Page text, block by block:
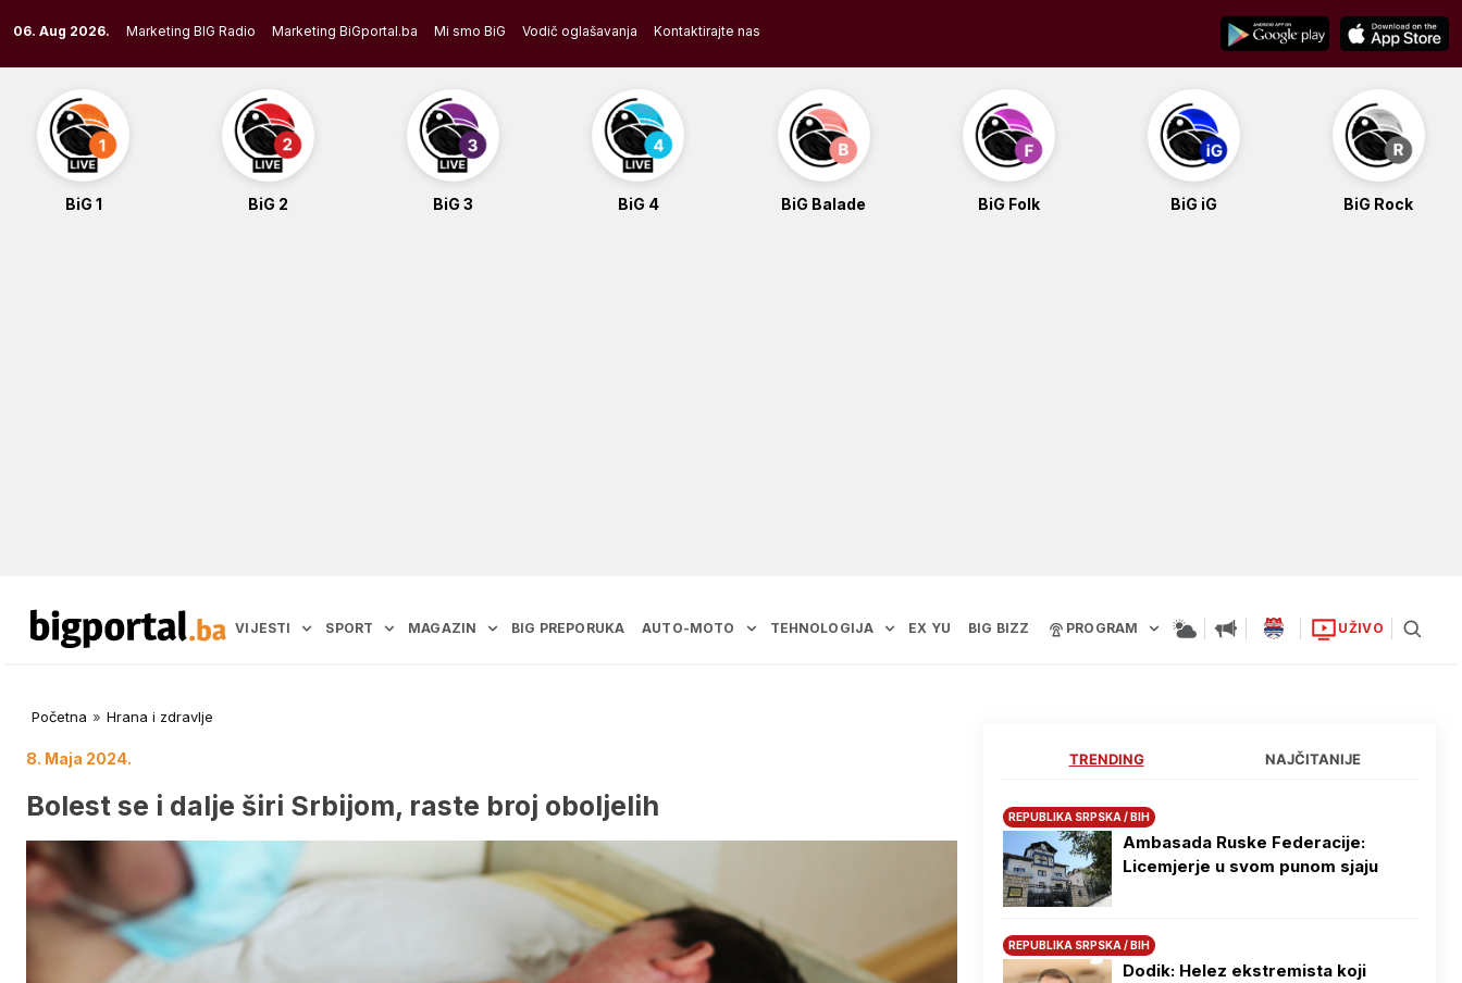
to
content
06. Aug 2026. Marketing BIG Radio Marketing BiGportal.ba Mi smo BiG Vodič oglašavanja Kontaktirajte nas
BiG 1 BiG 2 BiG 3 BiG 4 BiG Balade BiG Folk BiG iG BiG Rock
VIJESTI SPORT MAGAZIN BIG PREPORUKA AUTO-MOTO TEHNOLOGIJA EX YU BIG BIZZ PROGRAM UŽIVO
Početna » Hrana i zdravlje
8. Maja 2024.
Bolest se i dalje širi Srbijom, raste broj oboljelih
TRENDING NAJČITANIJE
REPUBLIKA SRPSKA / BIH
Ambasada Ruske Federacije:
Licemjerje u svom punom sjaju
REPUBLIKA SRPSKA / BIH
Dodik: Helez ekstremista koji